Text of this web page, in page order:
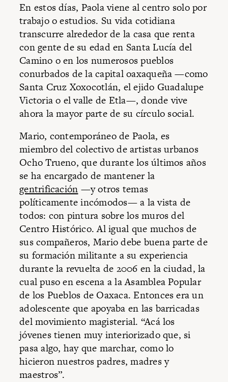
En estos días, Paola viene al centro solo por
trabajo o estudios. Su vida cotidiana
transcurre alrededor de la casa que renta
con gente de su edad en Santa Lucía del
Camino o en los numerosos pueblos
conurbados de la capital oaxaqueña —como
Santa Cruz Xoxocotlán, el ejido Guadalupe
Victoria o el valle de Etla—, donde vive
ahora la mayor parte de su círculo social.
Mario, contemporáneo de Paola, es
miembro del colectivo de artistas urbanos
Ocho Trueno, que durante los últimos años
se ha encargado de mantener la
gentrificación —y otros temas
políticamente incómodos— a la vista de
todos: con pintura sobre los muros del
Centro Histórico. Al igual que muchos de
sus compañeros, Mario debe buena parte de
su formación militante a su experiencia
durante la revuelta de 2006 en la ciudad, la
cual puso en escena a la Asamblea Popular
de los Pueblos de Oaxaca. Entonces era un
adolescente que apoyaba en las barricadas
del movimiento magisterial. “Acá los
jóvenes tienen muy interiorizado que, si
pasa algo, hay que marchar, como lo
hicieron nuestros padres, madres y
maestros”.